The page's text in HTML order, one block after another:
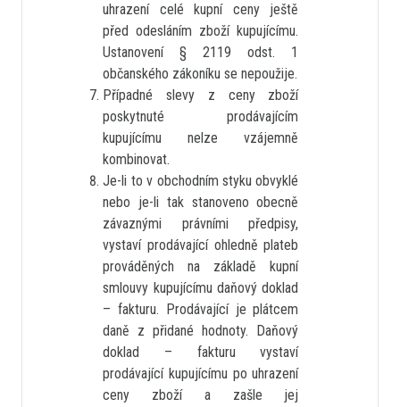
uhrazení celé kupní ceny ještě
před odesláním zboží kupujícímu.
Ustanovení § 2119 odst. 1
občanského zákoníku se nepoužije.
Případné slevy z ceny zboží
poskytnuté prodávajícím
kupujícímu nelze vzájemně
kombinovat.
Je-li to v obchodním styku obvyklé
nebo je-li tak stanoveno obecně
závaznými právními předpisy,
vystaví prodávající ohledně plateb
prováděných na základě kupní
smlouvy kupujícímu daňový doklad
– fakturu. Prodávající je plátcem
daně z přidané hodnoty. Daňový
doklad – fakturu vystaví
prodávající kupujícímu po uhrazení
ceny zboží a zašle jej